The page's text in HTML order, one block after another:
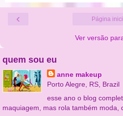
‹ Página
Ver versão
quem sou eu
anne makeup
Porto Alegre, RS, Brazil
esse ano o blog
maquiagem, mas rola também moda,